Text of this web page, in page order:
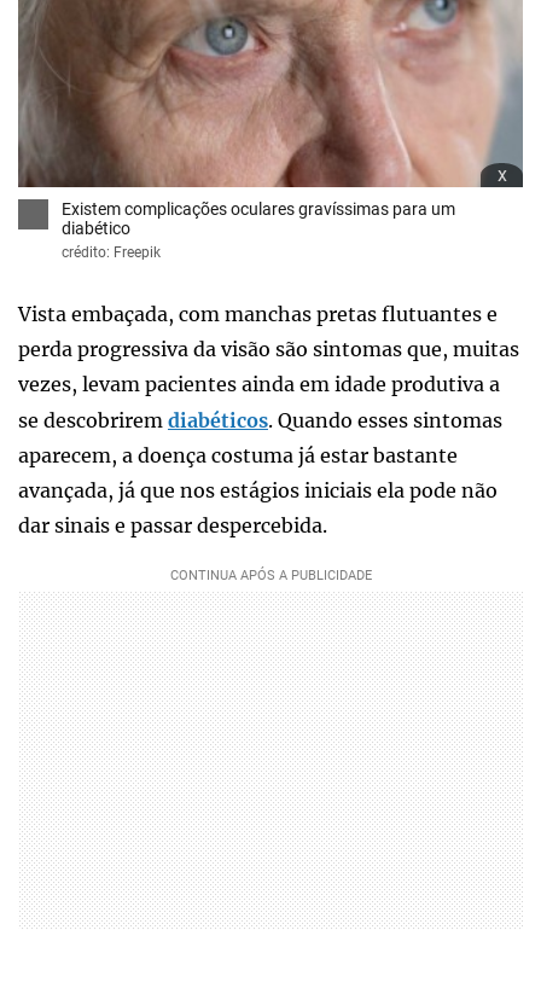
x
Existem complicações oculares gravíssimas para um
diabético
crédito: Freepik
Vista embaçada, com manchas pretas flutuantes e
perda progressiva da visão são sintomas que, muitas
vezes, levam pacientes ainda em idade produtiva a
se descobrirem diabéticos. Quando esses sintomas
aparecem, a doença costuma já estar bastante
avançada, já que nos estágios iniciais ela pode não
dar sinais e passar despercebida.